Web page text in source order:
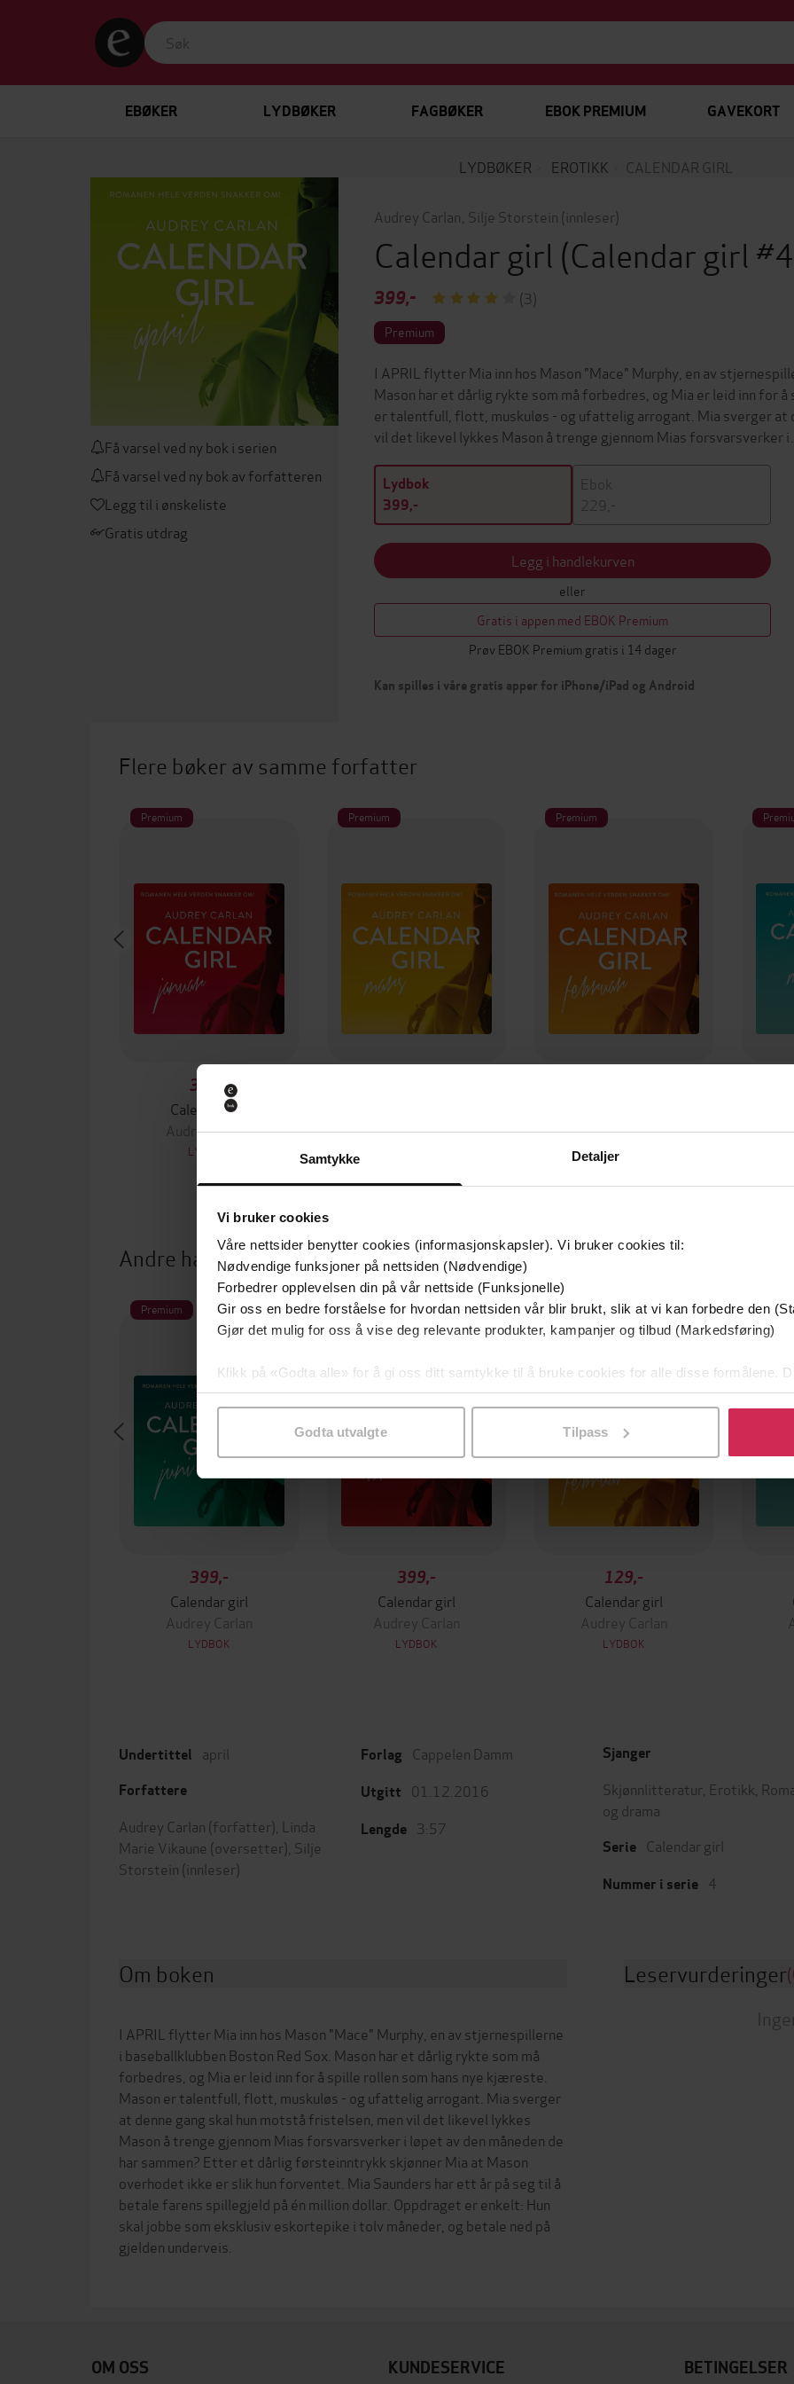
Samtykke Detaljer
Vi bruker cookies
Våre nettsider benytter cookies (informasjonskapsler). Vi bruker cookies til:
Nødvendige funksjoner på nettsiden (Nødvendige)
Forbedrer opplevelsen din på vår nettside (Funksjonelle)
Gir oss en bedre forståelse for hvordan nettsiden vår blir brukt, slik at vi kan forbedre den
Gjør det mulig for oss å vise deg relevante produkter, kampanjer og tilbud (Markedsføring)
Klikk på «Godta alle» for å gi oss ditt samtykke til å bruke cookies for alle disse formålene.
samtykke til spesifikke formål ved å klikke på «Tilpass». Du kan når som helst trekke
Godta utvalgte Tilpass
EBØKER LYDBØKER FAGBØKER EBOK PREMIUM GAVEKORT
LYDBØKER EROTIKK CALENDAR GIRL
Få varsel ved ny bok i serien
Få varsel ved ny bok av forfatteren
Legg til i ønskeliste
Gratis utdrag
Audrey Carlan Silje Storstein (innleser)
Calendar girl (Calendar girl
399,- (3)
Premium
I APRIL flytter Mia inn hos Mason "Mace" Murphy, en av
Mason har et dårlig rykte som må forbedres, og Mia er leid inn for
er talentfull, flott, muskuløs - og ufattelig arrogant. Mia sverger at
vil det likevel lykkes Mason å trenge gjennom Mias forsvarsverker i…
Lydbok
399,-
Ebok
229,-
Legg i handlekurven
eller
Gratis i appen med EBOK Premium
Prøv EBOK Premium gratis i 14 dager
Kan spilles i våre gratis apper for iPhone/iPad og Android
Flere bøker av samme forfatter
Premium
399,-
Calendar girl
Audrey Carlan
LYDBOK
Premium
Audrey Carlan
Premium
Audrey Carlan
LYDBOK
Andre har også kjøpt
Premium
399,-
Calendar girl
Audrey Carlan
LYDBOK
Premium
399,-
Calendar girl
Audrey Carlan
LYDBOK
Premium
129,-
Calendar girl
Audrey Carlan
LYDBOK
Undertittel april
Forfattere
Audrey Carlan (forfatter),
Linda
Marie Vikaune (oversetter), Silje
Storstein (innleser)
Forlag Cappelen Damm
Utgitt 01.12.2016
Lengde 3:57
Sjanger
Skjønnlitteratur Erotikk
og drama
Serie Calendar girl
Nummer i serie 4
Om boken
I APRIL flytter Mia inn hos Mason "Mace" Murphy, en av stjernespillerne
i baseballklubben Boston Red Sox. Mason har et dårlig rykte som må
forbedres, og Mia er leid inn for å spille rollen som hans nye kjæreste.
Mason er talentfull, flott, muskuløs - og ufattelig arrogant. Mia sverger
at denne gang skal hun motstå fristelsen, men vil det likevel lykkes
Mason å trenge gjennom Mias forsvarsverker i løpet av den måneden de
har sammen? Etter et dårlig førsteinntrykk skjønner Mia at Mason
overhodet ikke er slik hun forventet. Mia Saunders har ett år på seg til å
betale farens spillegjeld på én million dollar. Oppdraget er enkelt: Hun
skal jobbe som eksklusiv eskortepike i tolv måneder, og betale ned på
gjelden underveis.
Leservurderinger
OM OSS KUNDESERVICE BETINGELSER